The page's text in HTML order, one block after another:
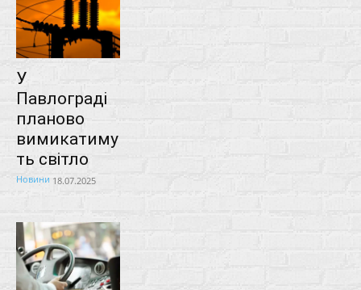
У
Павлограді
планово
вимикатиму
ть світло
Новини 18.07.2025